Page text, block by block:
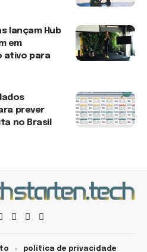
lançam Hub
em
ativo para
prever
no Brasil
política de privacidade